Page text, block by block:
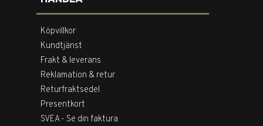
Köpvillkor
Kundtjänst
Frakt & leverans
Reklamation & retur
Returfraktsedel
Presentkort
SVEA - Se din faktura